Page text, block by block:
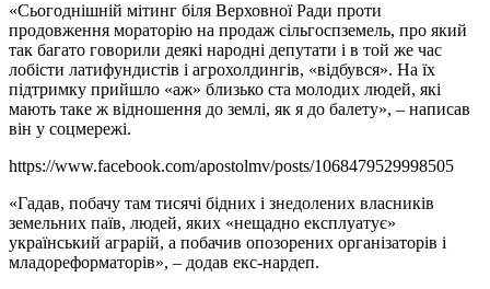
«Сьогоднішній мітинг біля Верховної Ради проти
продовження мораторію на продаж сільгоспземель, про який
так багато говорили деякі народні депутати і в той же час
лобісти латифундистів і агрохолдингів, «відбувся». На їх
підтримку прийшло «аж» близько ста молодих людей, які
мають таке ж відношення до землі, як я до балету», – написав
він у соцмережі.
https://www.facebook.com/apostolmv/posts/1068479529998505
«Гадав, побачу там тисячі бідних і знедолених власників
земельних паїв, людей, яких «нещадно експлуатує»
український аграрій, а побачив опозорених організаторів і
младореформаторів», – додав екс-нардеп.